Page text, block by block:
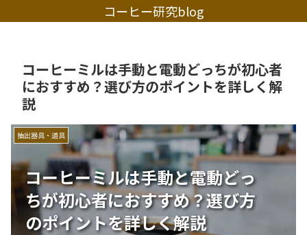
コーヒー研究blog
コーヒーミルは手動と電動どっちが初心者
におすすめ？選び方のポイントを詳しく解
説
コーヒーミルは手動と電動どっ
ちが初心者におすすめ？選び方
のポイントを詳しく解説
抽出器具・道具